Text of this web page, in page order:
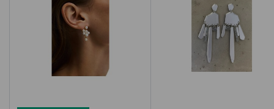
Hoito-ohjeet
Puhdista säännöllisesti pehmeällä liinalla. Vältä
kosketusta kemikaalien, kuten hajuvesien ja
hiuslakan, kanssa.